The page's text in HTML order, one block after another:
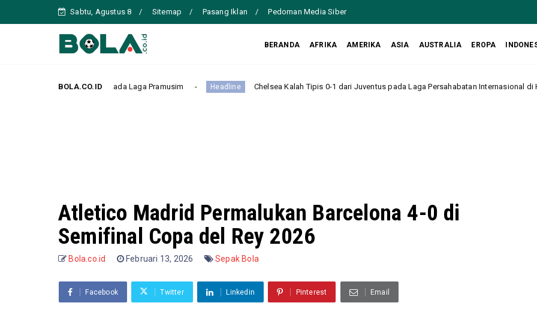
Sabtu, Agustus 8 Sitemap Pasang Iklan Pedoman Media Siber
BERANDA AFRIKA AMERIKA ASIA AUSTRALIA EROPA
BOLA.CO.ID
3-0 pada Laga Pramusim Headline Chelsea Kalah Tipis 0-1 dari Juventus pada Laga Persahabatan Internasional di Hong Kong
Atletico Madrid Permalukan Barcelona 4-0 di
Semifinal Copa del Rey 2026
Bola.co.id Februari 13, 2026 Sepak Bola
Facebook Twitter Linkedin Pinterest Email